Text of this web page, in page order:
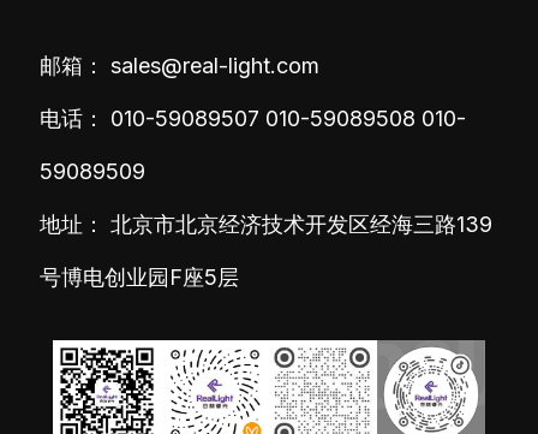
邮箱： sales@real-light.com
电话： 010-59089507 010-59089508 010-
59089509
地址： 北京市北京经济技术开发区经海三路139
号博电创业园F座5层